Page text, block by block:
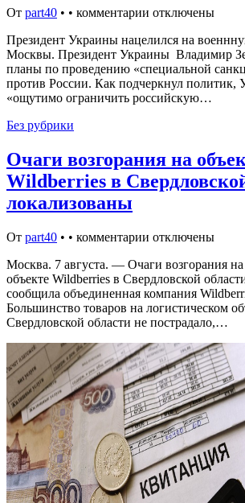
От part40 • • комментарии отключены
Президент Украины нацелился на
Москвы. Президент Украины Владимир
планы по проведению «специальной
против России. Как подчеркнул политик,
«ощутимо ограничить российскую…
Без рубрики
Очаги возгорания на
Wildberries в
локализованы
От part40 • • комментарии отключены
Москва. 7 августа. — Очаги возгорания на
объекте Wildberries в Свердловской
сообщила объединенная компания
Большинство товаров на логистическом
Свердловской области не пострадало,…